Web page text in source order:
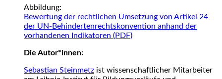
Abbildung:
Bewertung der rechtlichen Umsetzung von Artikel 24
der UN-Behindertenrechtskonvention anhand der
vorhandenen Indikatoren (PDF)
Die Autor*innen:
Sebastian Steinmetz ist wissenschaftlicher Mitarbeiter